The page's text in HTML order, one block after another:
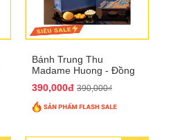
Bánh Trung Thu
Madame Huong - Đồng
390,000đ 390,000₫